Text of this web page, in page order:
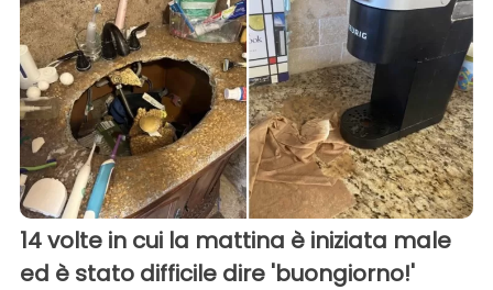
14 volte in cui la mattina è iniziata male
ed è stato difficile dire 'buongiorno!'